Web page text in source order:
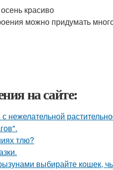
красиво
можно придумать
на сайте:
нежелательной
тлю?
выбирайте кошек,